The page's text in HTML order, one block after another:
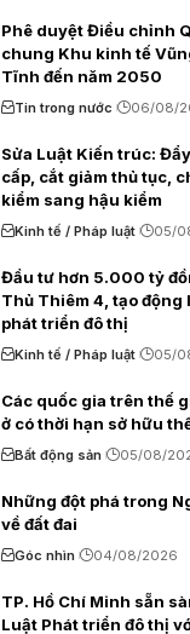
Phê duyệt Điều chỉnh
chung Khu kinh tế
Tĩnh đến năm 2050
Tin trong nước 06/08/
Sửa Luật Kiến trúc:
cấp, cắt giảm thủ tục,
kiểm sang hậu kiểm
Kinh tế / Pháp luật 05/
Đầu tư hơn 5.000 tỷ
Thủ Thiêm 4, tạo động
phát triển đô thị
Kinh tế / Pháp luật 05/
Các quốc gia trên thế
ở có thời hạn sở hữu
Bất động sản 05/08/
Những đột phá trong
về đất đai
Góc nhìn 04/08/2026
TP. Hồ Chí Minh sẵn
Luật Phát triển đô thị